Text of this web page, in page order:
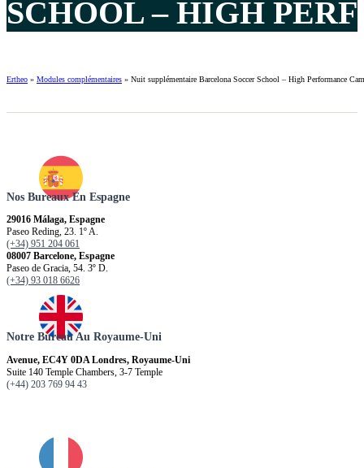
SCHOOL – HIGH
Ertheo » Modules complémentaires » Nuit supplémentaire Barcelona Soccer School – High Performance
Nos Bureaux En Espagne
29016 Málaga, Espagne
Paseo Reding, 23. 1º A.
(+34) 951 204 061
08007 Barcelone, Espagne
Paseo de Gracia, 54. 3º D.
(+34) 93 018 6626
Notre Bureau Au Royaume-Uni
Avenue, EC4Y 0DA Londres, Royaume-Uni
Suite 140 Temple Chambers, 3-7 Temple
(+44) 203 769 94 43